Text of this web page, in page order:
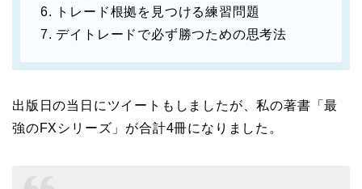
6. トレード根拠を見つける練習問題
7. デイトレードで必ず勝つための思考法
出版日の当日にツイートもしましたが、私の著書「最
強のFXシリーズ」が合計4冊になりました。